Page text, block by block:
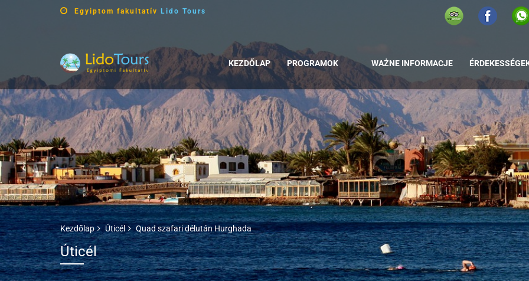
Egyiptom fakultatív Lido Tours
KEZDŐLAP PROGRAMOK WAŻNE INFORMACJE
Kezdőlap Úticél Quad szafari délután Hurghada
Úticél